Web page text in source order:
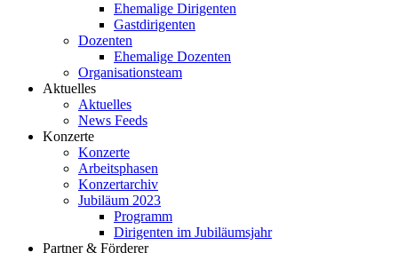
Ehemalige Dirigenten
Gastdirigenten
Dozenten
Ehemalige Dozenten
Organisationsteam
Aktuelles
Aktuelles
News Feeds
Konzerte
Konzerte
Arbeitsphasen
Konzertarchiv
Jubiläum 2023
Programm
Dirigenten im Jubiläumsjahr
Partner & Förderer